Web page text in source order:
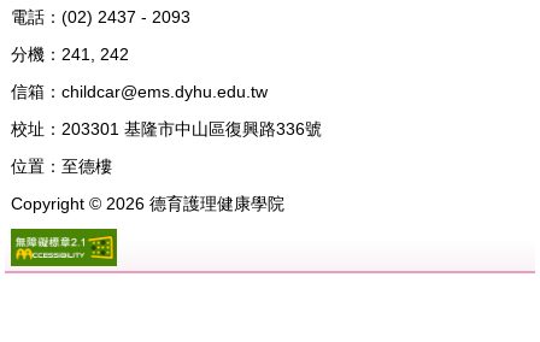
電話： (02) 2437 - 2093
分機：241, 242
信箱： childcar@ems.dyhu.edu.tw
校址： 203301 基隆市中山區復興路336號
位置： 至德樓
Copyright © 2026德育護理健康學院